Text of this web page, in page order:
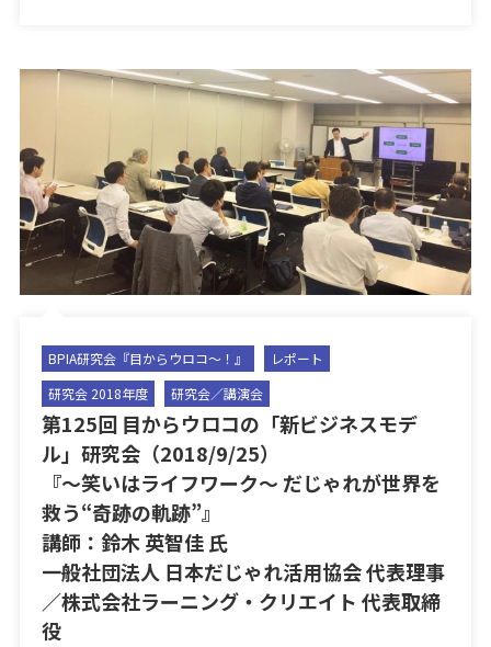
BPIA研究会『目からウロコ〜！』
レポート
研究会 2018年度
研究会／講演会
第125回 目からウロコの「新ビジネスモデ
ル」研究会（2018/9/25）
『～笑いはライフワーク～ だじゃれが世界を
救う“奇跡の軌跡”』
講師：鈴木 英智佳 氏
一般社団法人 日本だじゃれ活用協会 代表理事
／株式会社ラーニング・クリエイト 代表取締
役